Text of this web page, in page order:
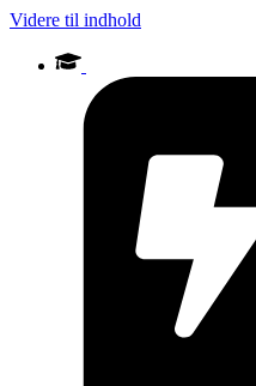
Videre til indhold